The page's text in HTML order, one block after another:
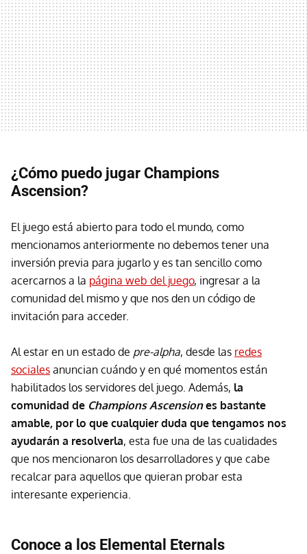
¿Cómo puedo jugar Champions
Ascension?
El juego está abierto para todo el mundo, como
mencionamos anteriormente no debemos tener una
inversión previa para jugarlo y es tan sencillo como
acercarnos a la página web del juego, ingresar a la
comunidad del mismo y que nos den un código de
invitación para acceder.
Al estar en un estado de pre-alpha, desde las redes
sociales anuncian cuándo y en qué momentos están
habilitados los servidores del juego. Además, la
comunidad de Champions Ascensiones bastante
amable, por lo que cualquier duda que tengamos nos
ayudarán a resolverla, esta fue una de las cualidades
que nos mencionaron los desarrolladores y que cabe
recalcar para aquellos que quieran probar esta
interesante experiencia.
Conoce a los Elemental Eternals